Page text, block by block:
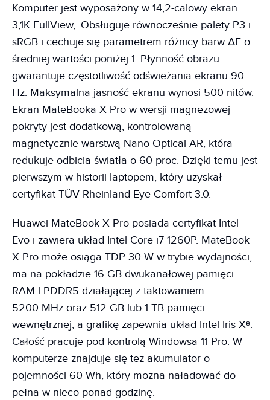
Komputer jest wyposażony w 14,2-calowy ekran
3,1K FullView,. Obsługuje równocześnie palety P3 i
sRGB i cechuje się parametrem różnicy barw ΔE o
średniej wartości poniżej 1. Płynność obrazu
gwarantuje częstotliwość odświeżania ekranu 90
Hz. Maksymalna jasność ekranu wynosi 500 nitów.
Ekran MateBooka X Pro w wersji magnezowej
pokryty jest dodatkową, kontrolowaną
magnetycznie warstwą Nano Optical AR, która
redukuje odbicia światła o 60 proc. Dzięki temu jest
pierwszym w historii laptopem, który uzyskał
certyfikat TÜV Rheinland Eye Comfort 3.0.
Huawei MateBook X Pro posiada certyfikat Intel
Evo i zawiera układ Intel Core i7 1260P. MateBook
X Pro może osiąga TDP 30 W w trybie wydajności,
ma na pokładzie 16 GB dwukanałowej pamięci
RAM LPDDR5 działającej z taktowaniem
5200 MHz oraz 512 GB lub 1 TB pamięci
wewnętrznej, a grafikę zapewnia układ Intel Iris Xᵉ.
Całość pracuje pod kontrolą Windowsa 11 Pro. W
komputerze znajduje się też akumulator o
pojemności 60 Wh, który można naładować do
pełna w nieco ponad godzinę.